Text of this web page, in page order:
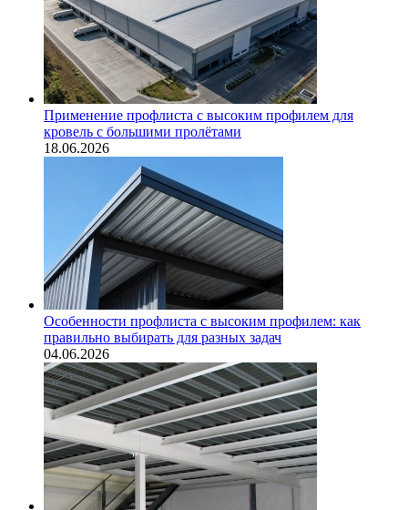
Применение профлиста с высоким профилем для
кровель с большими пролётами
18.06.2026
Особенности профлиста с высоким профилем: как
правильно выбирать для разных задач
04.06.2026